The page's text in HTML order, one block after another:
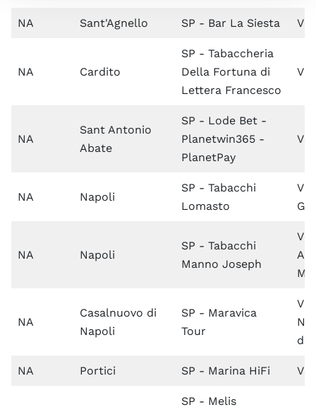
NA Sant'Agnello SP - Bar La Siesta
NA Cardito
SP - Tabaccheria
Della Fortuna di
Lettera Francesco
NA
Sant Antonio
Abate
SP - Lode Bet -
Planetwin365 -
PlanetPay
NA Napoli
SP - Tabacchi
Lomasto
NA Napoli
SP - Tabacchi
Manno Joseph
Via
NA
Casalnuovo di
Napoli
SP - Maravica
Tour
Via
NA Portici SP - Marina HiFi
SP - Melis